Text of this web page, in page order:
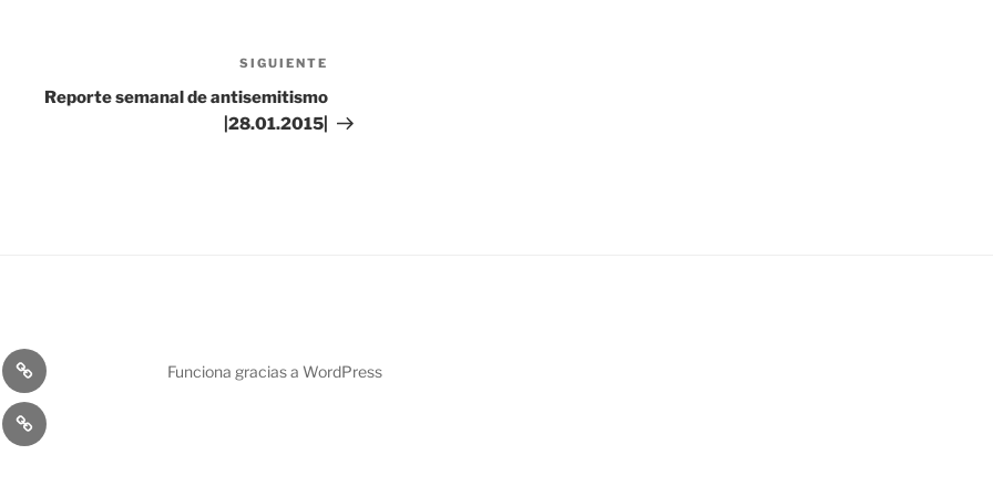
entrada
SIGUIENTE
Reporte semanal de antisemitismo
|28.01.2015|
Mundo
Judío
Publicaciones
Funciona gracias a WordPress